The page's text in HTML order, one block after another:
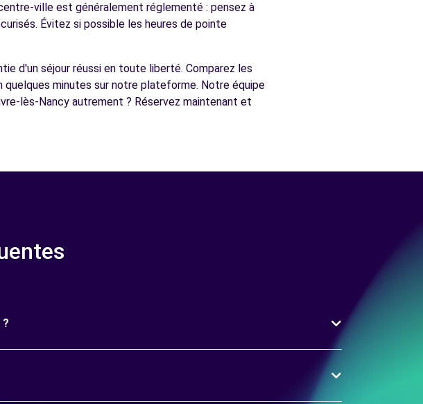
ville est généralement réglementé : pensez à
Évitez si possible les heures de pointe
d'un séjour réussi en toute liberté. Comparez les
minutes sur notre plateforme. Notre équipe
lès-Nancy autrement ? Réservez maintenant et